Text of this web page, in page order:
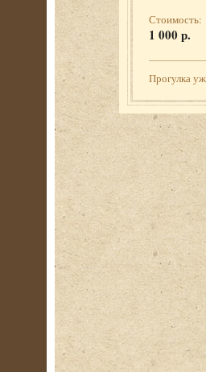
Стоимость:
1 000 р.
Прогулка